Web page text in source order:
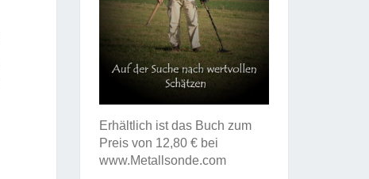
Erhältlich ist das Buch zum
Preis von 12,80 € bei
www.Metallsonde.com